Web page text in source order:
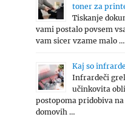
toner za
Tiskanje
vami postalo povsem
vam sicer vzame malo …
Kaj so
Infrardeči
učinkovita
postopoma pridobiva
domovih …